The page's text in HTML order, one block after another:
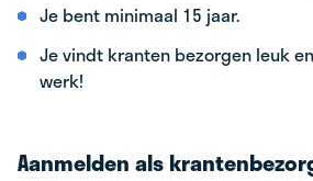
Je bent minimaal 15 jaar.
Je vindt kranten bezorgen leuk
werk!
Aanmelden als